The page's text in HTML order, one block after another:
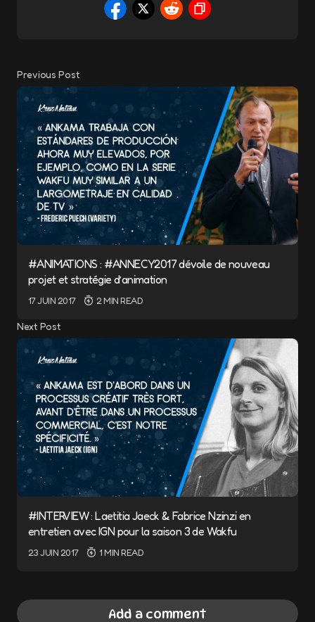
Previous Post
#ANIMATIONS : #ANNECY2017 dévoile de nouveau
projet et stratégie d’animation
17 JUIN 2017 2 MIN READ
Next Post
#INTERVIEW : Laetitia Jaeck & Fabrice Nzinzi en
entretien avec IGN pour la saison 3 de Wakfu
23 JUIN 2017 1 MIN READ
Add a comment